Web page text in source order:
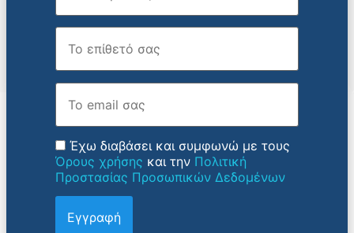
Επώνυμο
Email
Έχω διαβάσει και συμφωνώ με τους
Όρους χρήσης και την Πολιτική
Προστασίας Προσωπικών Δεδομένων